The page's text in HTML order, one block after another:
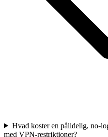
Hvad koster en pålidelig, no-
med VPN-restriktioner?